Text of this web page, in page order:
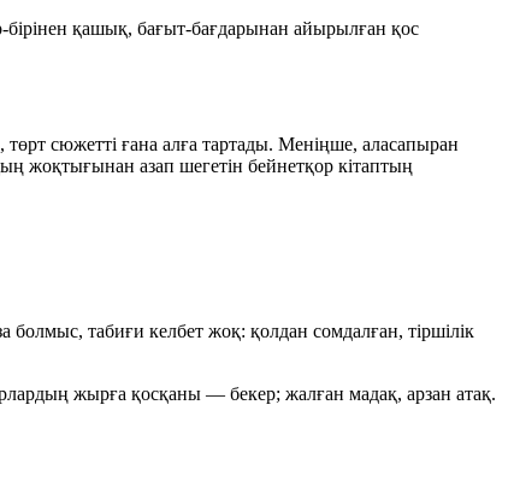
бірінен қашық, бағыт-бағдарынан айырылған қос
сюжетті ғана алға тартады. Меніңше, аласапыран
жоқтығынан азап шегетін бейнетқор кітаптың
табиғи келбет жоқ: қолдан сомдалған, тіршілік
жырға қосқаны — бекер; жалған мадақ, арзан атақ.